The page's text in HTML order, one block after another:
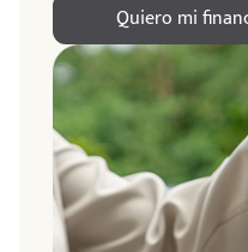
Quiero mi